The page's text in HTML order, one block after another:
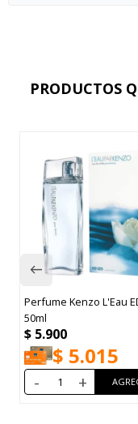
PRODUCTOS
Perfume Kenzo L'Eau
50ml
$ 5.900
$ 5.015
- +